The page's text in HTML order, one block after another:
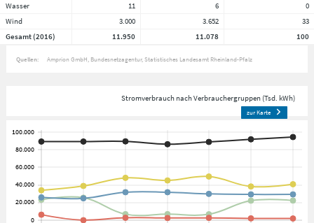
Wasser
11 6
0
Wind
3.000 3.652
33
Gesamt (2016)
11.950 11.078 100
Quellen: Amprion GmbH Bundesnetzagentur Statistisches Landesamt Rheinland-Pfalz
Stromverbrauch nach Verbrauchergruppen (Tsd. kWh)
zur Karte